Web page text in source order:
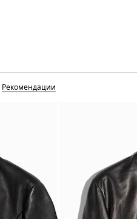
Рекомендации